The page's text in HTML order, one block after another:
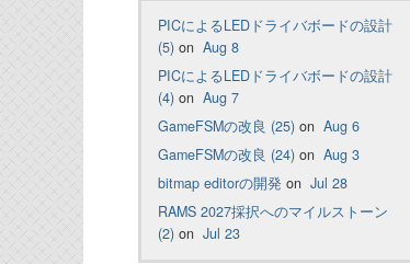
PICによるLEDドライバボードの設計
(5) on Aug 8
PICによるLEDドライバボードの設計
(4) on Aug 7
GameFSMの改良 (25) on Aug 6
GameFSMの改良 (24) on Aug 3
bitmap editorの開発 on Jul 28
RAMS 2027採択へのマイルストーン
(2) on Jul 23